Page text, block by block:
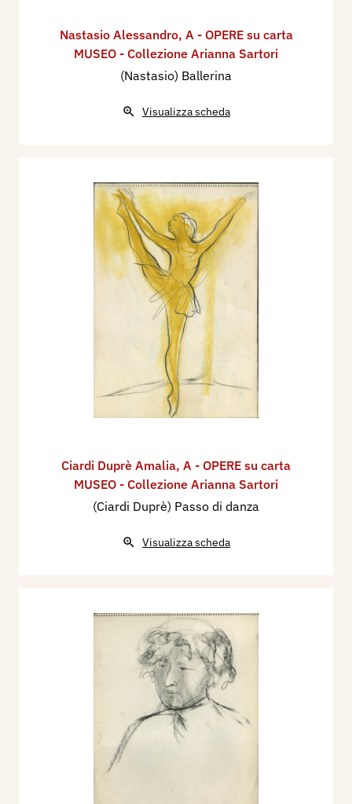
Nastasio Alessandro, A - OPERE su carta
MUSEO - Collezione Arianna Sartori
(Nastasio) Ballerina
Visualizza scheda
Ciardi Duprè Amalia, A - OPERE su carta
MUSEO - Collezione Arianna Sartori
(Ciardi Duprè) Passo di danza
Visualizza scheda